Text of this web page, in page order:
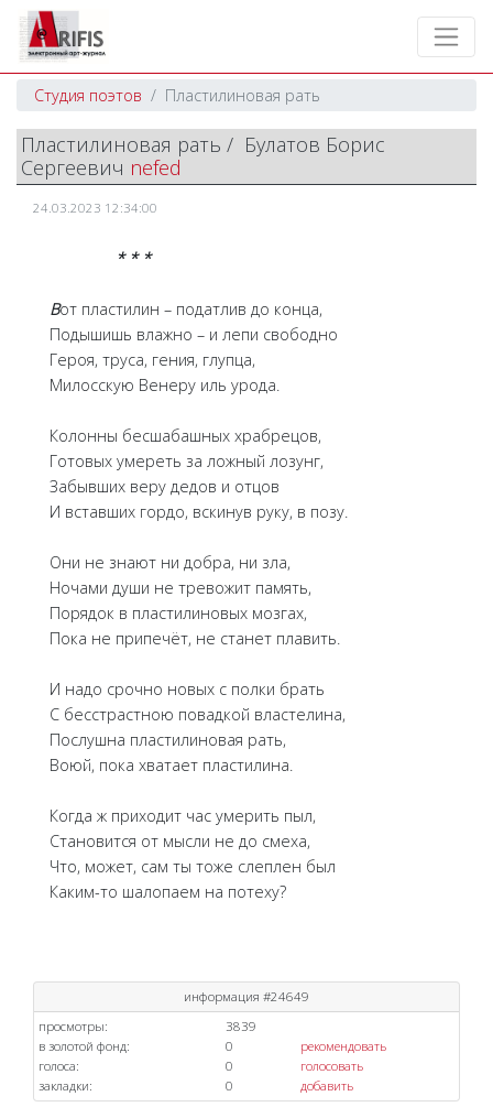
Студия поэтов Пластилиновая рать
Пластилиновая рать / Булатов Борис
Сергеевич nefed
24.03.2023 12:34:00
* * *
Вот пластилин – податлив до конца,
Подышишь влажно – и лепи свободно
Героя, труса, гения, глупца,
Милосскую Венеру иль урода.
Колонны бесшабашных храбрецов,
Готовых умереть за ложный лозунг,
Забывших веру дедов и отцов
И вставших гордо, вскинув руку, в позу.
Они не знают ни добра, ни зла,
Ночами души не тревожит память,
Порядок в пластилиновых мозгах,
Пока не припечёт, не станет плавить.
И надо срочно новых с полки брать
С бесстрастною повадкой властелина,
Послушна пластилиновая рать,
Воюй, пока хватает пластилина.
Когда ж приходит час умерить пыл,
Становится от мысли не до смеха,
Что, может, сам ты тоже слеплен был
Каким-то шалопаем на потеху?
информация #24649
просмотры:
3839
в золотой фонд:
0
рекомендовать
голоса:
0
голосовать
закладки:
0 добавить